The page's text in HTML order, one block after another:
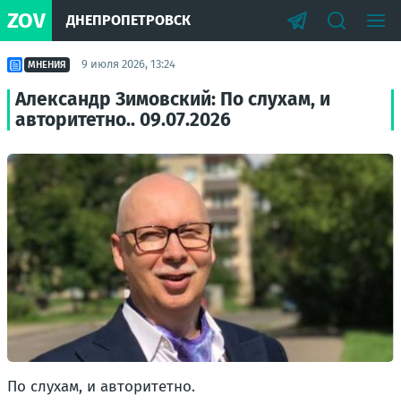
ZOV ДНЕПРОПЕТРОВСК
МНЕНИЯ 9 июля 2026, 13:24
Александр Зимовский: По слухам, и
авторитетно.. 09.07.2026
По слухам, и авторитетно.